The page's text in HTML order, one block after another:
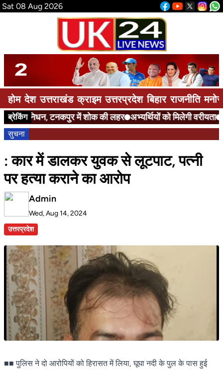
Sat 08 Aug 2026
होम देश उत्तराखंड क्राइम उत्तरप्रदेश बिहार राजनीति
ब्रेकिंगनिधन, टनकपुर में शोक की लहर अभ्यर्थियों को मिलेगी वरीयता
सुचना
: कार में डालकर युवक से लूटपाट, पत्नी
पर हत्या कराने का आरोप
Admin
Wed, Aug 14, 2024
उत्तरप्रदेश
■■ पुलिस ने दो आरोपियों को हिरासत में लिया, घूघा नदी के पुल के पास हुई